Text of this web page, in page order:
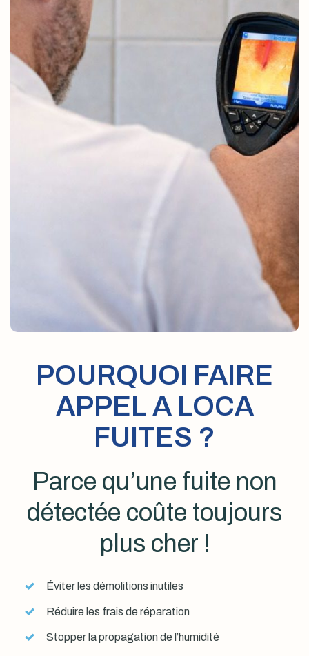
POURQUOI FAIRE
APPEL A LOCA
FUITES ?
Parce qu’une fuite non
détectée coûte toujours
plus cher !
Éviter les démolitions inutiles
Réduire les frais de réparation
Stopper la propagation de l’humidité